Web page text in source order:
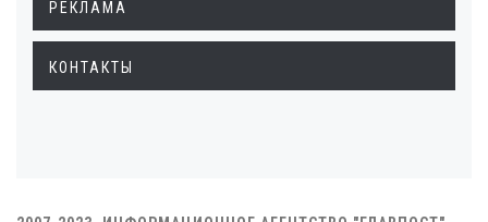
РЕКЛАМА
КОНТАКТЫ